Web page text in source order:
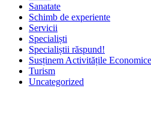
Sanatate
Schimb de experiente
Servicii
Specialiști
Specialiștii răspund!
Susținem Activitățile Economice
Turism
Uncategorized